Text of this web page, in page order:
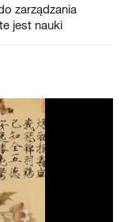
zarządzania
jest nauki